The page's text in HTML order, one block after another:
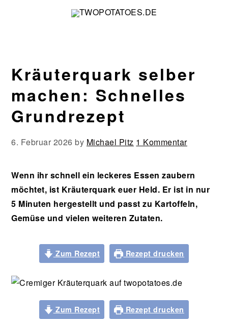
Kräuterquark selber
machen: Schnelles
Grundrezept
6. Februar 2026 by Michael Pitz 1 Kommentar
Wenn ihr schnell ein leckeres Essen zaubern
möchtet, ist Kräuterquark euer Held. Er ist in nur
5 Minuten hergestellt und passt zu Kartoffeln,
Gemüse und vielen weiteren Zutaten.
Zum Rezept Rezept drucken
Zum Rezept Rezept drucken